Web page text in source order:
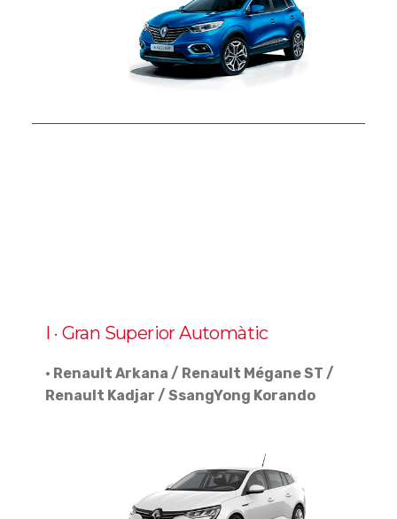
I · Gran Superior Automàtic
· Renault Arkana / Renault Mégane ST /
Renault Kadjar / SsangYong Korando